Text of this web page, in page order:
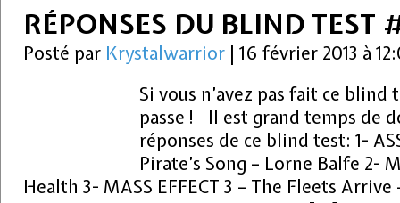
RÉPONSES DU BLIND TEST
Posté par Krystalwarrior
16 février 2013 à
Si vous n’avez pas fait ce blind
passe ! Il est grand temps de
réponses de ce blind test: 1-
Pirate’s Song – Lorne Balfe 2-
Health 3- MASS EFFECT 3 – The Fleets